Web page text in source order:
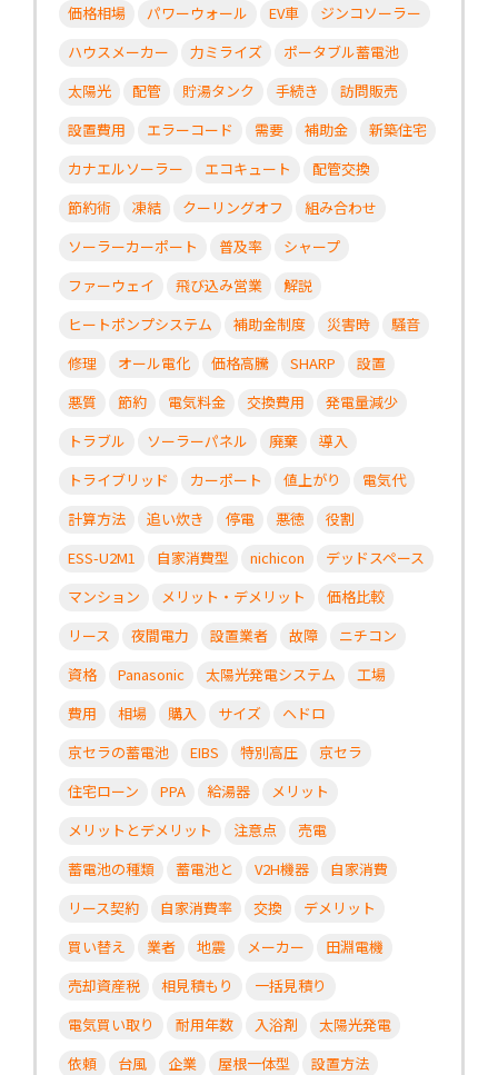
価格相場
パワーウォール EV車
ジンコソーラー
ハウスメーカー
力ミライズ
ポータブル蓄電池
太陽光
配管 貯湯タンク 手続き
訪問販売
設置費用
エラーコード 需要 補助金
新築住宅
カナエルソーラー
エコキュート
配管交換
節約術
凍結 クーリングオフ
組み合わせ
ソーラーカーポート
普及率
シャープ
ファーウェイ
飛び込み営業
解説
ヒートポンプシステム
補助金制度 災害時
騒音
修理
オール電化 価格高騰 SHARP
設置
悪質
節約 電気料金 交換費用
発電量減少
トラブル
ソーラーパネル 廃棄
導入
トライブリッド
カーポート 値上がり
電気代
計算方法
追い炊き 停電 悪徳
役割
ESS-U2M1
自家消費型 nichicon
デッドスペース
マンション
メリット・デメリット
価格比較
リース
夜間電力 設置業者 故障
ニチコン
資格
Panasonic 太陽光発電システム
工場
費用
相場 購入 サイズ
ヘドロ
京セラの蓄電池
EIBS 特別高圧
京セラ
住宅ローン
PPA 給湯器
メリット
メリットとデメリット
注意点
売電
蓄電池の種類
蓄電池と V2H機器
自家消費
リース契約
自家消費率 交換
デメリット
買い替え
業者 地震 メーカー
田淵電機
売却資産税
相見積もり
一括見積り
電気買い取り
耐用年数 入浴剤
太陽光発電
依頼
台風 企業 屋根一体型
設置方法